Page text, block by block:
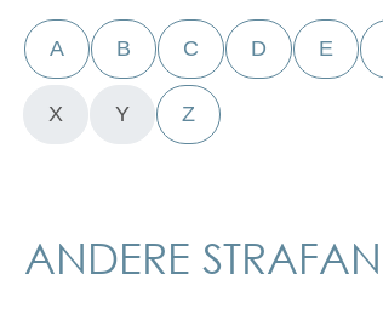
A B C D E
X Y Z
ANDERE